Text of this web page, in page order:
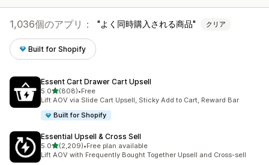
1,036個のアプリ： よく同時購入される商品 クリア
Built for Shopify
Essent Cart Drawer Cart Upsell
5.05つ星中
(808)
合計レビュー数：808件
•Free
Lift AOV via Slide Cart Upsell, Sticky Add to Cart, Reward Bar
Built for Shopify
Essential Upsell & Cross Sell
5.05つ星中
(2,209)
合計レビュー数：2209件
•Free plan available
Lift AOV with Frequently Bought Together Upsell and Cross-sell